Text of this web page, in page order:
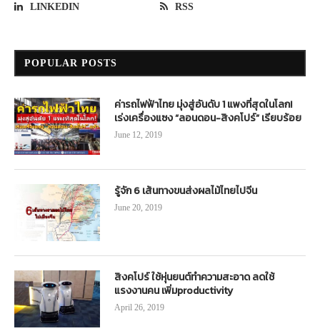
LINKEDIN RSS
POPULAR POSTS
ค่ารถไฟฟ้าไทย มุ่งสู่อันดับ 1 แพงที่สุดในโลก!
เร่งเครื่องแซง “ลอนดอน-สิงคโปร์” เรียบร้อย
June 12, 2019
รู้จัก 6 เส้นทางขนส่งผลไม้ไทยไปจีน
June 20, 2019
สิงคโปร์ ใช้หุ่นยนต์ทำความสะอาด ลดใช้
แรงงานคน เพิ่มproductivity
April 26, 2019